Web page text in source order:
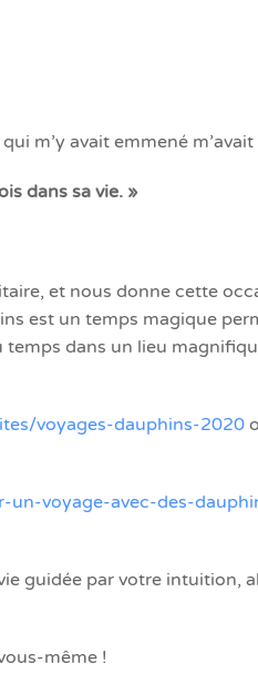
m’y avait emmené
dans sa vie. »
et nous donne cette
est un temps magique
dans un lieu
voyages-dauphins-2020
voyage-avec-des-
guidée par votre intuition,
même !